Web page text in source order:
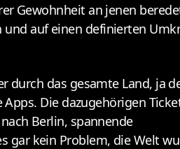
Gewohnheit an jenen
auf einen definierten
durch das gesamte Land, ja
Die dazugehörigen
Berlin, spannende
gar kein Problem, die Welt